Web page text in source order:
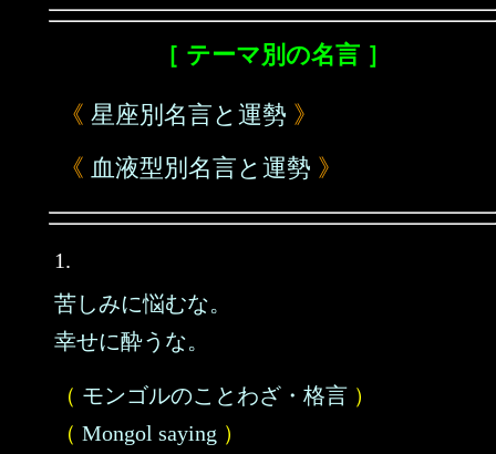
［ テーマ別の名言 ］
《 星座別名言と運勢 》
《 血液型別名言と運勢 》
1.
苦しみに悩むな。
幸せに酔うな。
（ モンゴルのことわざ・格言 ）
（ Mongol saying ）